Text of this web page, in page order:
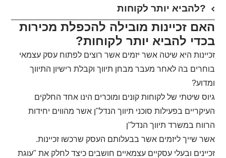
להביא יותר לקוחות?
האם זכיינות מובילה להכפלת מכירות
בכדי להביא יותר לקוחות?
זכיינות היא שיטה אשר יזמים אשר רוצים לפתוח עסק עצמאי
בוחרים בה לאחר מעבר מבחן תיווך וקבלת רישיון התיווך
ומדוע?
גיוס שיטתי של לקוחות קונים ומוכרים הינו אחד החלקים
העיקריים בפעילות סוכני תיווך הנדל"ן אשר מהווים יחידות
הרווח במשרד תיווך הנדל"ן
אשר שייך ליזמים אשר בבעלותם העסק שרכשו זכיינות.
זכיינים ובעלי עסקיים עצמאיים חושבים כיצד לחלק את "עוגת